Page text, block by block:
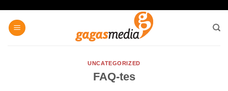
content
UNCATEGORIZED
FAQ-tes